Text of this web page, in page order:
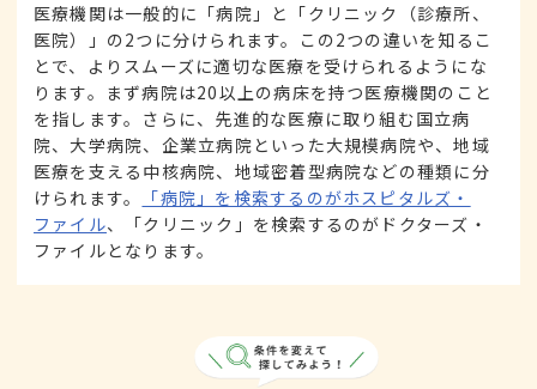
医療機関は一般的に「病院」と「クリニック（診療所、
医院）」の2つに分けられます。この2つの違いを知るこ
とで、よりスムーズに適切な医療を受けられるようにな
ります。まず病院は20以上の病床を持つ医療機関のこと
を指します。さらに、先進的な医療に取り組む国立病
院、大学病院、企業立病院といった大規模病院や、地域
医療を支える中核病院、地域密着型病院などの種類に分
けられます。
「病院」を検索するのがホスピタルズ・
ファイル、「クリニック」を検索するのがドクターズ・
ファイルとなります。